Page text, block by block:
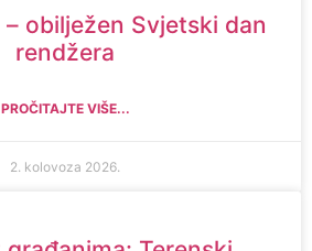
obilježen Svjetski dan
rendžera
PROČITAJTE VIŠE...
2. kolovoza 2026.